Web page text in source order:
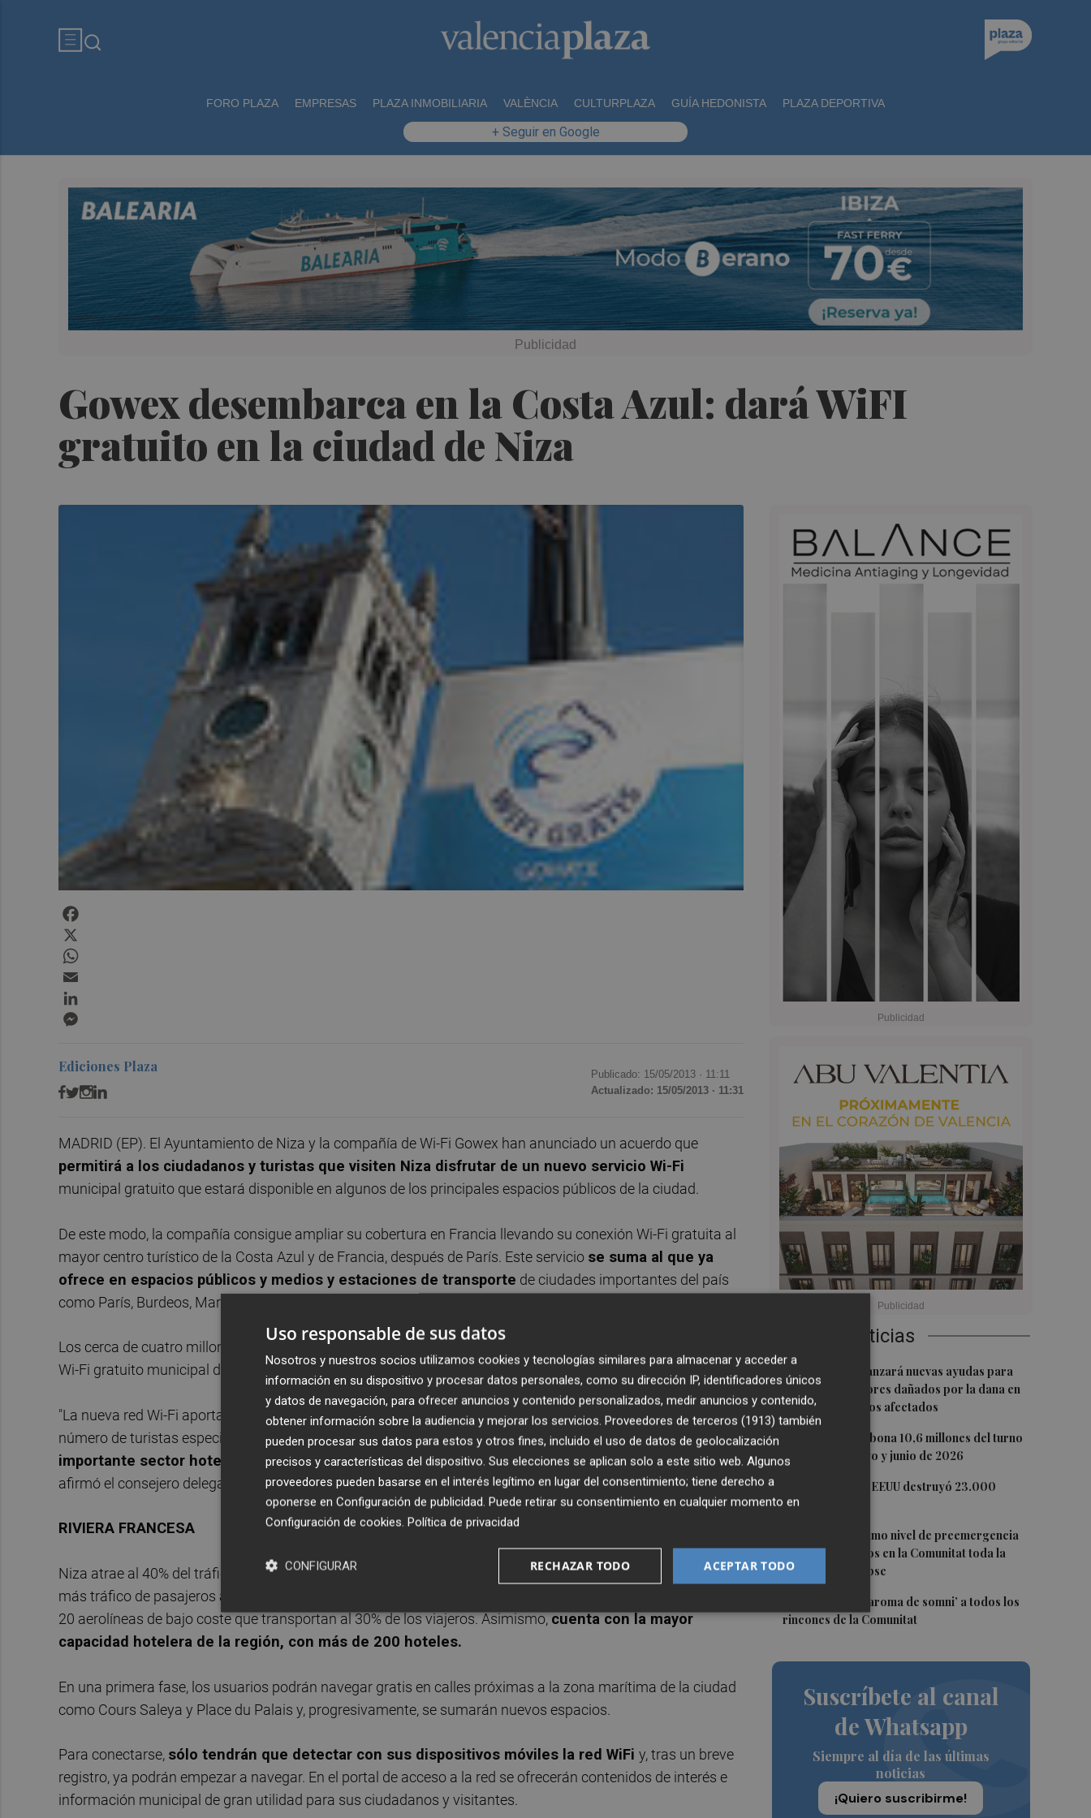
FORO PLAZA EMPRESAS PLAZA INMOBILIARIA VALÈNCIA CULTURPLAZA GUÍA HEDONISTA PLAZA DEPORTIVA
+ Seguir en Google
Gowex desembarca en la Costa Azul: dará WiFI
gratuito en la ciudad de Niza
Últimas Noticias
1 La Generalitat lanzará nuevas ayudas para
reparar ascensores dañados por la dana en
todos los edificios afectados
2
La Generalitat abona 10,6 millones del turno
de oficio de mayo y junio de 2026
3
La economía de EEUU destruyó 23.000
empleos en julio
Activado el máximo nivel de preemergencia
frente a incendios en la Comunitat toda la
jornada del eclipse
Bétera lleva su ‘aroma de somni’ a todos los
rincones de la Comunitat
Suscríbete al canal
de Whatsapp
Siempre al día de las últimas
noticias
¡Quiero suscribirme!
Ediciones Plaza Publicado: 15/05/2013 · 11:11
Actualizado: 15/05/2013 · 11:31
MADRID (EP). El Ayuntamiento de Niza y la compañía de Wi-Fi Gowex han anunciado un acuerdo que
permitirá a los ciudadanos y turistas que visiten Niza disfrutar de un nuevo servicio Wi-Fi
municipal gratuito que estará disponible en algunos de los principales espacios públicos de la ciudad.
De este modo, la compañía consigue ampliar su cobertura en Francia llevando su conexión Wi-Fi gratuita al
mayor centro turístico de la Costa Azul y de Francia, después de París. Este servicio se suma al que ya
ofrece en espacios públicos y medios y estaciones de transporte de ciudades importantes del país
como París, Burdeos, Marsella y Aix-en Provence.
Los cerca de cuatro millones de turistas que visitan anualmente Niza también podrán disfrutar del servicio
Wi-Fi gratuito municipal durante su estancia.
"La nueva red Wi-Fi aportará un gran atractivo a la ciudad y servirá de reclamo para atraer a un mayor
número de turistas especialmente durante los periodos vacacionales.Los comercios locales y el
importante sector hotelero de la ciudad también resultarán beneficiados de éste nuevo servicio",
afirmó el consejero delegado de Gowex, Jenaro García.
RIVIERA FRANCESA
Niza atrae al 40% del tráfico turístico de la Riviera Francesa: cuenta con el segundo aeropuerto nacional con
más tráfico de pasajeros anuales (en torno a 10 millones) después de París, y dispone de aproximadamente
20 aerolíneas de bajo coste que transportan al 30% de los viajeros. Asimismo,cuenta con la mayor
capacidad hotelera de la región, con más de 200 hoteles.
En una primera fase, los usuarios podrán navegar gratis en calles próximas a la zona marítima de la ciudad
como Cours Saleya y Place du Palais y, progresivamente, se sumarán nuevos espacios.
Para conectarse, sólo tendrán que detectar con sus dispositivos móviles la red WiFi y, tras un breve
registro, ya podrán empezar a navegar. En el portal de acceso a la red se ofrecerán contenidos de interés e
información municipal de gran utilidad para sus ciudadanos y visitantes.
Uso responsable de sus datos
Nosotros y nuestros socios utilizamos cookies y tecnologías similares para almacenar y acceder a
información en su dispositivo y procesar datos personales, como su dirección IP, identificadores únicos
y datos de navegación, para ofrecer anuncios y contenido personalizados, medir anuncios y contenido,
obtener información sobre la audiencia y mejorar los servicios. Proveedores de terceros (1913) también
pueden procesar sus datos para estos y otros fines, incluido el uso de datos de geolocalización
precisos y características del dispositivo. Sus elecciones se aplican solo a este sitio web. Algunos
proveedores pueden basarse en el interés legítimo en lugar del consentimiento; tiene derecho a
oponerse en Configuración de publicidad. Puede retirar su consentimiento en cualquier momento en
Configuración de cookies. Política de privacidad
ACEPTAR TODO
RECHAZAR TODO
CONFIGURAR